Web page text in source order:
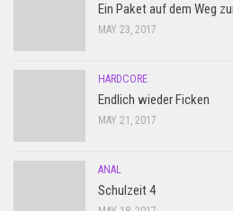
Ein Paket auf dem Weg
MAY 23, 2017
HARDCORE
Endlich wieder Ficken
MAY 21, 2017
ANAL
Schulzeit 4